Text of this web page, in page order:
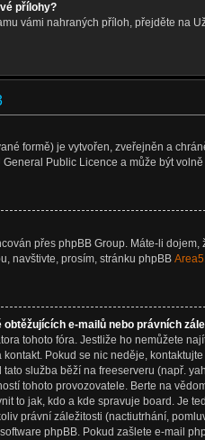
přílohy?
vámi nahraných příloh, přejděte na
formě) je vytvořen, zveřejněn a
General Public Licence a může být
přes phpBB Group. Máte-li
navštivte, prosím, stránku phpBB
obtěžujících e-mailů nebo právních
tohoto fóra. Jestliže ho nemůžete
Pokud se nic neděje,
tato služba běží na freeserveru (např.
tohoto provozovatele. Berte na
to jak, kdo a kde spravuje board. Je
právní záležitosti (nactiutrhání,
phpBB. Pokud zašlete e-mail